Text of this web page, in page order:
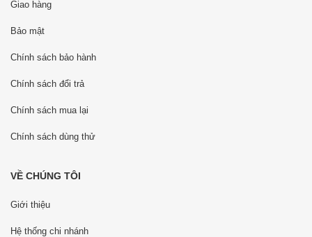
Giao hàng
Bảo mật
Chính sách bảo hành
Chính sách đổi trả
Chính sách mua lại
Chính sách dùng thử
VỀ CHÚNG TÔI
Giới thiệu
Hệ thống chi nhánh